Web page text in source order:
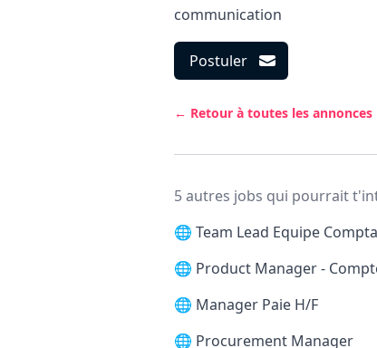
communication
Postuler
← Retour à toutes les annonces
5 autres jobs qui pourrait
🌐 Team Lead Equipe
🌐 Product Manager -
🌐 Manager Paie H/F
🌐 Procurement Manager